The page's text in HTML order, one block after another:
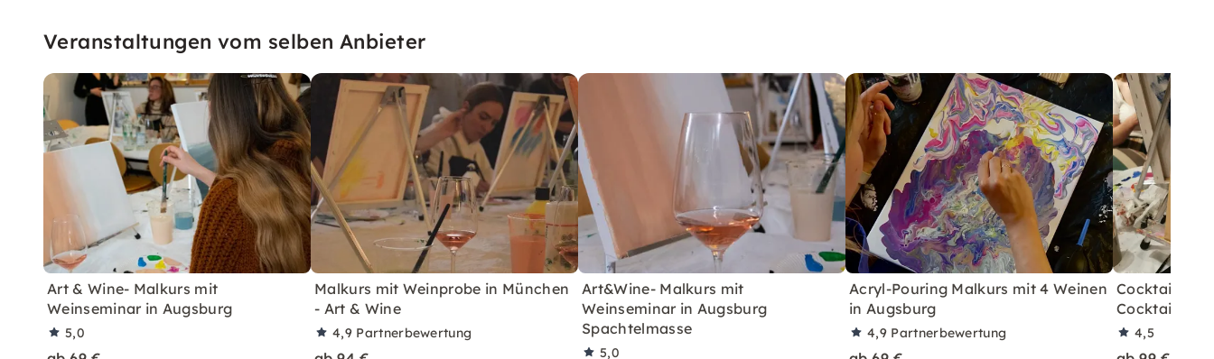
Veranstaltungen vom selben Anbieter
Art & Wine- Malkurs mit
Weinseminar in Augsburg
5,0
Malkurs mit Weinprobe in München
- Art & Wine
4,9 Partnerbewertung
Art&Wine- Malkurs mit
Weinseminar in Augsburg
Spachtelmasse
5,0
Acryl-Pouring Malkurs mit 4 Weinen
in Augsburg
4,9 Partnerbewertung 4,5